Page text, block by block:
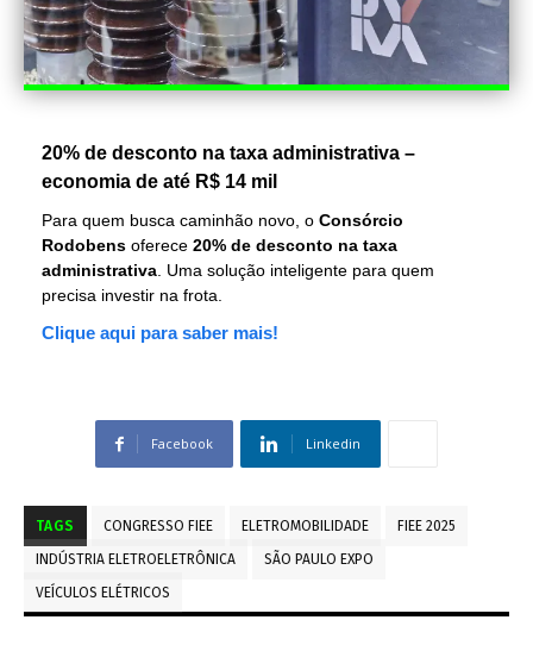
20% de desconto na taxa administrativa –
economia de até R$ 14 mil
Para quem busca caminhão novo, o Consórcio
Rodobens oferece 20% de desconto na taxa
administrativa . Uma solução inteligente para quem
precisa investir na frota.
Clique aqui para saber mais!
Facebook Linkedin
TAGS CONGRESSO FIEE ELETROMOBILIDADE
FIEE 2025
INDÚSTRIA ELETROELETRÔNICA
SÃO PAULO EXPO
VEÍCULOS ELÉTRICOS